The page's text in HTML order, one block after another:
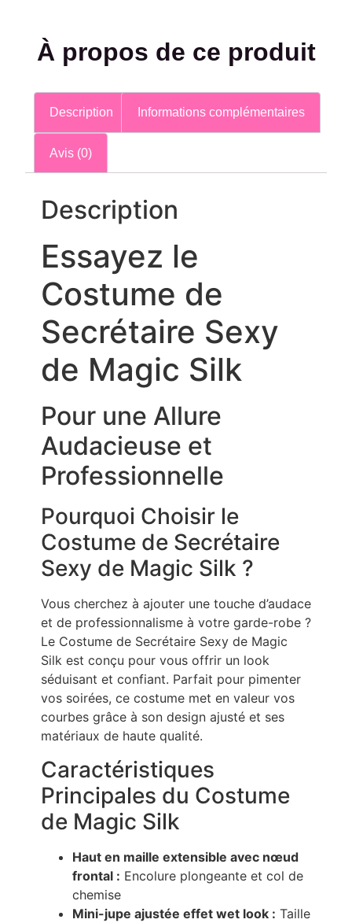
À propos de ce produit
Description Informations complémentaires
Avis (0)
Description
Essayez le
Costume de
Secrétaire Sexy
de Magic Silk
Pour une Allure
Audacieuse et
Professionnelle
Pourquoi Choisir le
Costume de Secrétaire
Sexy de Magic Silk ?
Vous cherchez à ajouter une touche d’audace
et de professionnalisme à votre garde-robe ?
Le Costume de Secrétaire Sexy de Magic
Silk est conçu pour vous offrir un look
séduisant et confiant. Parfait pour pimenter
vos soirées, ce costume met en valeur vos
courbes grâce à son design ajusté et ses
matériaux de haute qualité.
Caractéristiques
Principales du Costume
de Magic Silk
Haut en maille extensible avec nœud
frontal : Encolure plongeante et col de
chemise
Mini-jupe ajustée effet wet look : Taille